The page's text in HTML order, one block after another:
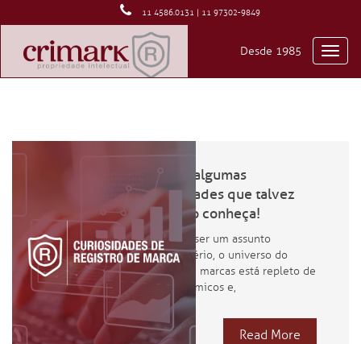
Desde 1985
11 4586.0131 | 11 97302-9849
Marcas: algumas
curiosidades que talvez
você não conheça!
Apesar de ser um assunto
bastante sério, o universo do
registro de marcas está repleto de
casos polêmicos e,
Read More